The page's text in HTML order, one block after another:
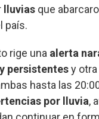
lluvias que
país.
rige una alerta
persistentesy
hasta las
por lluvia,